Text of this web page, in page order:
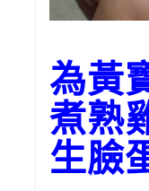
為黃
煮熟
生臉